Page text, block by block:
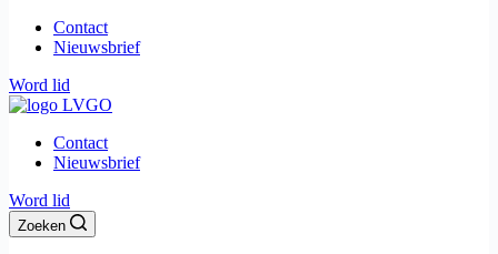
Contact
Nieuwsbrief
Word lid
Contact
Nieuwsbrief
Word lid
Zoeken